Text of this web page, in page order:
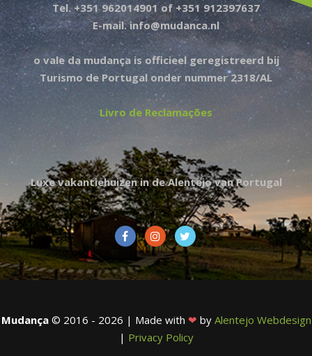
Tel. +351 962014901 of +351 912397637
E-mail. info@mudanca.nl
o vale da mudança is officieel geregistreerd bij
Turismo de Portugal onder nummer 2318/AL
Livro de Reclamações
Luxe vakantiehuizen in de Alentejo van Portugal
Mudança © 2016 - 2026 | Made with ❤ by Alentejo Webdesign
| Privacy Policy